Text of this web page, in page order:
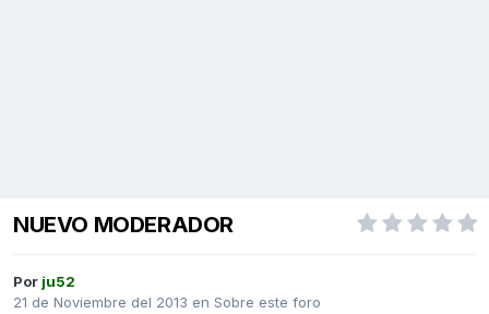
NUEVO MODERADOR
Por ju52
21 de Noviembre del 2013 en Sobre este foro